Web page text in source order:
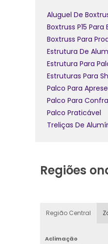
Palco Praticável
Regiões
Região Central
Aclimação